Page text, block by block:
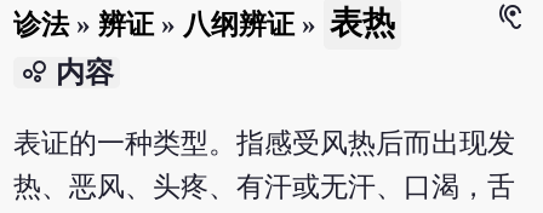
诊法» 辨证 » 八纲辨证 » 表热
hearing
bubble_chart 内容
表证的一种类型。指感受风热后而出现发
热、恶风、头疼、有汗或无汗、口渴，舌